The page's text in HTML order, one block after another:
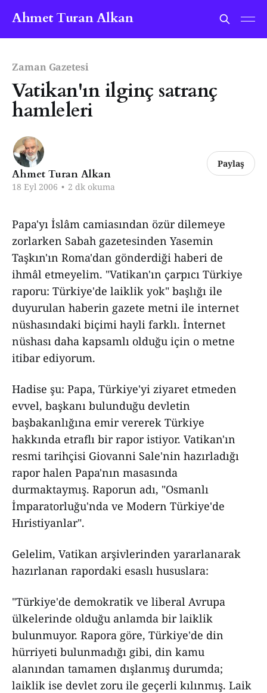
Ahmet Turan Alkan
Zaman Gazetesi
Vatikan'ın ilginç satranç
hamleleri
Ahmet Turan Alkan
18 Eyl 2006 • 2 dk okuma
Paylaş
Papa'yı İslâm camiasından özür dilemeye
zorlarken Sabah gazetesinden Yasemin
Taşkın'ın Roma'dan gönderdiği haberi de
ihmâl etmeyelim. "Vatikan'ın çarpıcı Türkiye
raporu: Türkiye'de laiklik yok" başlığı ile
duyurulan haberin gazete metni ile internet
nüshasındaki biçimi hayli farklı. İnternet
nüshası daha kapsamlı olduğu için o metne
itibar ediyorum.
Hadise şu: Papa, Türkiye'yi ziyaret etmeden
evvel, başkanı bulunduğu devletin
başbakanlığına emir vererek Türkiye
hakkında etraflı bir rapor istiyor. Vatikan'ın
resmi tarihçisi Giovanni Sale'nin hazırladığı
rapor halen Papa'nın masasında
durmaktaymış. Raporun adı, "Osmanlı
İmparatorluğu'nda ve Modern Türkiye'de
Hıristiyanlar".
Gelelim, Vatikan arşivlerinden yararlanarak
hazırlanan rapordaki esaslı hususlara:
"Türkiye'de demokratik ve liberal Avrupa
ülkelerinde olduğu anlamda bir laiklik
bulunmuyor. Rapora göre, Türkiye'de din
hürriyeti bulunmadığı gibi, din kamu
alanından tamamen dışlanmış durumda;
laiklik ise devlet zoru ile geçerli kılınmış. Laik